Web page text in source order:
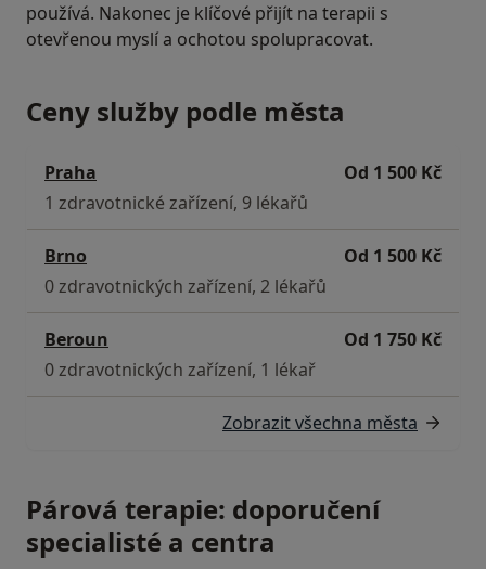
používá. Nakonec je klíčové přijít na terapii s
otevřenou myslí a ochotou spolupracovat.
Ceny služby podle města
Praha
Od 1 500 Kč
1 zdravotnické zařízení, 9 lékařů
Brno
Od 1 500 Kč
0 zdravotnických zařízení, 2 lékařů
Beroun
Od 1 750 Kč
0 zdravotnických zařízení, 1 lékař
Zobrazit všechna města
Párová terapie: doporučení
specialisté a centra